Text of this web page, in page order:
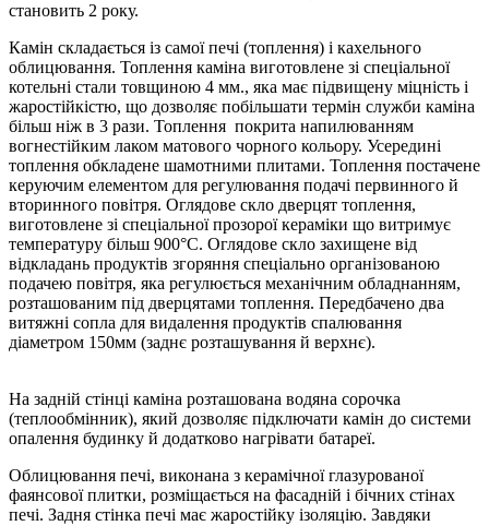
становить 2 року.
Камін складається із самої печі (топлення) і кахельного
облицювання. Топлення каміна виготовлене зі спеціальної
котельні стали товщиною 4 мм., яка має підвищену міцність і
жаростійкістю, що дозволяє побільшати термін служби каміна
більш ніж в 3 рази. Топлення покрита напилюванням
вогнестійким лаком матового чорного кольору. Усередині
топлення обкладене шамотними плитами. Топлення постачене
керуючим елементом для регулювання подачі первинного й
вторинного повітря. Оглядове скло дверцят топлення,
виготовлене зі спеціальної прозорої кераміки що витримує
температуру більш 900°C. Оглядове скло захищене від
відкладань продуктів згоряння спеціально організованою
подачею повітря, яка регулюється механічним обладнанням,
розташованим під дверцятами топлення. Передбачено два
витяжні сопла для видалення продуктів спалювання
діаметром 150мм (заднє розташування й верхнє).
На задній стінці каміна розташована водяна сорочка
(теплообмінник), який дозволяє підключати камін до системи
опалення будинку й додатково нагрівати батареї.
Облицювання печі, виконана з керамічної глазурованої
фаянсової плитки, розміщається на фасадній і бічних стінах
печі. Задня стінка печі має жаростійку ізоляцію. Завдяки